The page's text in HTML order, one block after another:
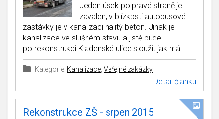
Jeden úsek po pravé straně je
zavalen, v blízkosti autobusové
zastávky je v kanalizaci nalitý beton. Jinak je
kanalizace ve slušném stavu a jistě bude
po rekonstrukci Kladenské ulice sloužit jak má.
Kategorie: Kanalizace Veřejné zakázky
Detail článku
Rekonstrukce ZŠ - srpen 2015